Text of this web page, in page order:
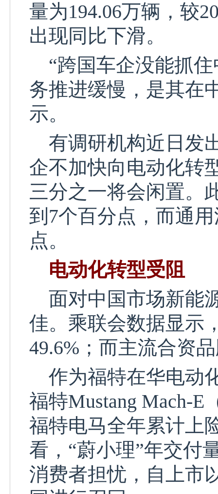
量为194.06万辆，较
出现同比下滑。
“跨国车企没能抓住
务推进缓慢 ， 是其在
示。
有调研机构近日发
企不加快向电动化转
三分之一将会闲置。
到7个百分点，而通
点。
电动化转型受阻
面对中国市场新能
佳。乘联会数据显示
49.6%；而主流合资
作为福特在华电动
福特Mustang Mach-E
福特电马全年累计上
看， “蔚小理”年交付
消费者担忧 ， 自上市